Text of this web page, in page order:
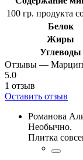
100 гр. продукта
Белок
Жиры
Углеводы
Отзывы —
5.0
1 отзыв
Оставить отзыв
Романова
Необычно.
Плитка